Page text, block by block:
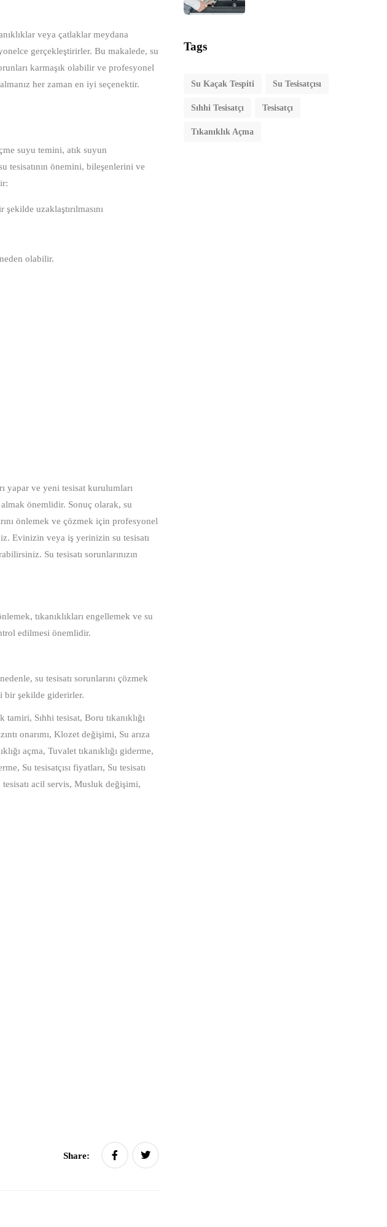
veya çatlaklar meydana
gerçekleştirirler. Bu makalede, su
karmaşık olabilir ve profesyonel
her zaman en iyi seçenektir.
suyu temini, atık suyun
tesisatının önemini, bileşenlerini ve
uzaklaştırılmasını
olabilir.
yapar ve yeni tesisat kurulumları
almak önemlidir. Sonuç olarak, su
önlemek ve çözmek için profesyonel
Evinizin veya iş yerinizin su tesisatı
Su tesisatı sorunlarınızın
tıkanıklıkları engellemek ve su
edilmesi önemlidir.
su tesisatı sorunlarını çözmek
bir şekilde giderirler.
tamiri, Sıhhi tesisat, Boru tıkanıklığı
onarımı, Klozet değişimi, Su arıza
açma, Tuvalet tıkanıklığı giderme,
Su tesisatçısı fiyatları, Su tesisatı
tesisatı acil servis, Musluk değişimi,
Share:
Tags
Su Kaçak Tespiti Su Tesisatçısı
Sıhhi Tesisatçı Tesisatçı
Tıkanıklık Açma